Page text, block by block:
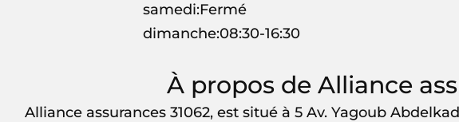
samedi:Fermé
dimanche:08:30-16:30
À propos de Alliance
Alliance assurances 31062, est situé à 5 Av. Yagoub